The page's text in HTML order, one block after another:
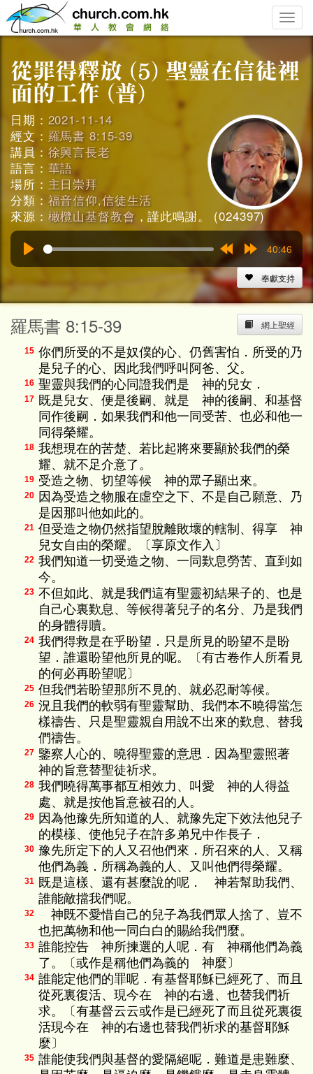
Toggle
日期： 2021-11-14
經文： 羅馬書 8:15-39
講員： 徐興言長老
語言： 華語
場所： 主日崇拜
分類： 福音信仰,信徒生活
來源： 橄欖山基督教會 ，謹此鳴謝。 (024397)
Rewind
15s
15s
40:46
奉獻支持
網上聖經
羅馬書 8:15-39
15 你們所受的不是奴僕的心、仍舊害怕．所受的乃
是兒子的心、因此我們呼叫阿爸、父。
16 聖靈與我們的心同證我們是 神的兒女．
17 既是兒女、便是後嗣、就是 神的後嗣、和基督
同作後嗣．如果我們和他一同受苦、也必和他一
同得榮耀。
18 我想現在的苦楚、若比起將來要顯於我們的榮
耀、就不足介意了。
19 受造之物、切望等候 神的眾子顯出來。
20
因為受造之物服在虛空之下、不是自己願意、乃
是因那叫他如此的。
21 但受造之物仍然指望脫離敗壞的轄制、得享 神
兒女自由的榮耀。〔享原文作入〕
22 我們知道一切受造之物、一同歎息勞苦、直到如
今。
23 不但如此、就是我們這有聖靈初結果子的、也是
自己心裏歎息、等候得著兒子的名分、乃是我們
的身體得贖。
24 我們得救是在乎盼望．只是所見的盼望不是盼
望．誰還盼望他所見的呢。〔有古卷作人所看見
的何必再盼望呢〕
25 但我們若盼望那所不見的、就必忍耐等候。
26 況且我們的軟弱有聖靈幫助、我們本不曉得當怎
樣禱告、只是聖靈親自用說不出來的歎息、替我
們禱告。
27 鑒察人心的、曉得聖靈的意思．因為聖靈照著
神的旨意替聖徒祈求。
28 我們曉得萬事都互相效力、叫愛 神的人得益
處、就是按他旨意被召的人。
29
因為他豫先所知道的人、就豫先定下效法他兒子
的模樣、使他兒子在許多弟兄中作長子．
30 豫先所定下的人又召他們來．所召來的人、又稱
他們為義．所稱為義的人、又叫他們得榮耀。
31 既是這樣、還有甚麼說的呢． 神若幫助我們、
誰能敵擋我們呢。
32
神既不愛惜自己的兒子為我們眾人捨了、豈不
也把萬物和他一同白白的賜給我們麼。
33 誰能控告 神所揀選的人呢．有 神稱他們為義
了。〔或作是稱他們為義的 神麼〕
34 誰能定他們的罪呢．有基督耶穌已經死了、而且
從死裏復活、現今在 神的右邊、也替我們祈
求。〔有基督云云或作是已經死了而且從死裏復
活現今在 神的右邊也替我們祈求的基督耶穌
麼〕
35 誰能使我們與基督的愛隔絕呢．難道是患難麼、